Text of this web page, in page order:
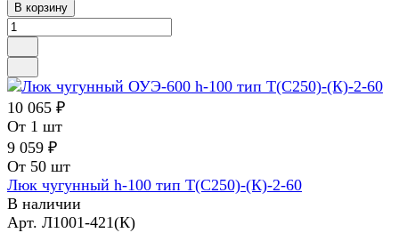
В корзину
10 065 ₽
От 1 шт
9 059 ₽
От 50 шт
Люк чугунный h-100 тип Т(С250)-(К)-2-60
В наличии
Арт. Л1001-421(К)